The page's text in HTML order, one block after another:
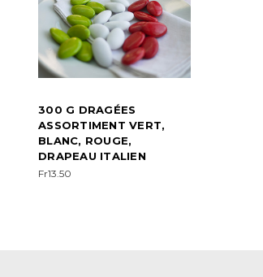
300 G DRAGÉES
ASSORTIMENT VERT,
BLANC, ROUGE,
DRAPEAU ITALIEN
Fr13.50